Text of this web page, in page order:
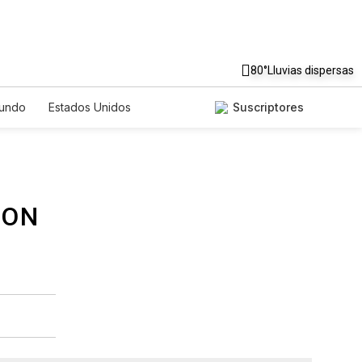
80°Lluvias dispersas
Estados Unidos
Suscriptores